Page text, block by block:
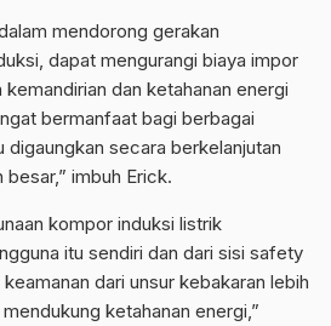
mendorong gerakan
dapat mengurangi biaya impor
dan ketahanan energi
bermanfaat bagi berbagai
digaungkan secara berkelanjutan
imbuh Erick.
kompor induksi listrik
itu sendiri dan dari sisi safety
dari unsur kebakaran lebih
ketahanan energi,”